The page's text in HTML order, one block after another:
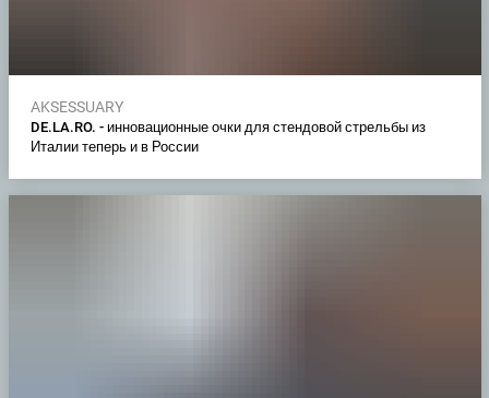
AKSESSUARY
DE.LA.RO. - инновационные очки для стендовой стрельбы из
Италии теперь и в России